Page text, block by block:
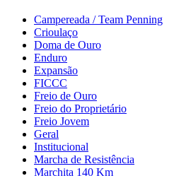
Campereada / Team Penning
Crioulaço
Doma de Ouro
Enduro
Expansão
FICCC
Freio de Ouro
Freio do Proprietário
Freio Jovem
Geral
Institucional
Marcha de Resistência
Marchita 140 Km